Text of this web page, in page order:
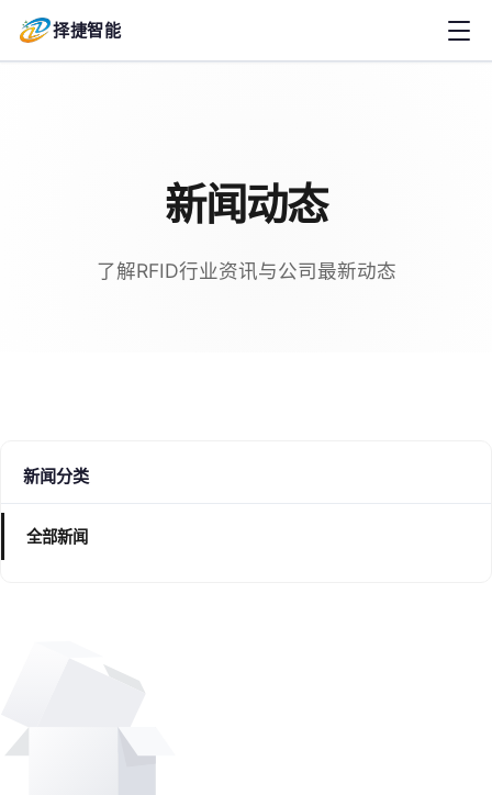
择捷智能
新闻动态
了解RFID行业资讯与公司最新动态
新闻分类
全部新闻